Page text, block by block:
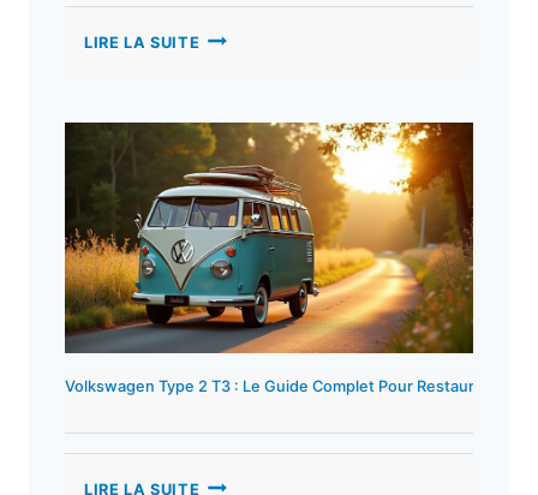
LIRE LA SUITE VAN
COMPLET
POUR
BIEN
CHOISIR
ET
AMÉNAGER
VOTRE
VÉHICULE
Volkswagen Type 2 T3 : Le Guide Complet Pour Restaurer,
LIRE LA SUITE VOLKSWAGEN